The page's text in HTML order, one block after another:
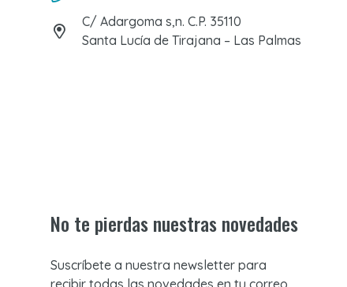
C/ Adargoma s,n. C.P. 35110
Santa Lucía de Tirajana – Las Palmas
No te pierdas nuestras novedades
Suscríbete a nuestra newsletter para
recibir todas las novedades en tu correo